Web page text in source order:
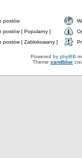
postów
postów [ Popularny ]
postów [ Zablokowany ]
Powered by phpBB
Theme xandblue